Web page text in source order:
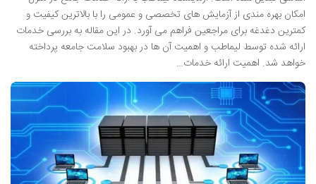
امکان بهره مندی از آزمایش های تخصصی و عمومی را با بالاترین کیفیت و
کمترین دغدغه برای مراجعین فراهم می آورد. در این مقاله به بررسی خدمات
ارائه شده توسط لیماطب و اهمیت آن ها در بهبود سلامت جامعه پرداخته
خواهد شد. اهمیت ارائه خدمات…